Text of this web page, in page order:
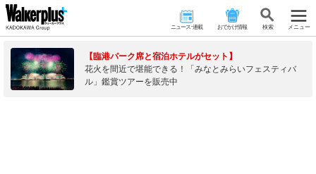
ニュース･連載 おでかけ情報 検 索 メニュー
【臨港パーク席と宿泊ホテルがセット】
花火を間近で堪能できる！「みなとみらいフェスティバ
ル」鑑賞ツアーを販売中